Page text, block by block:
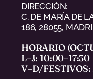
DIRECCIÓN:
C. DE MARÍA DE
186, 28055,
HORARIO
L–J: 10:00–17:30
V–D/